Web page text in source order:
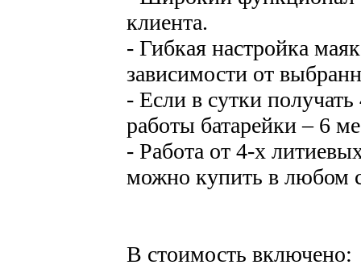
клиента.
- Гибкая настройка
зависимости от
- Если в сутки
работы батарейки – 6
- Работа от 4-х
можно купить в любом
В стоимость включено: